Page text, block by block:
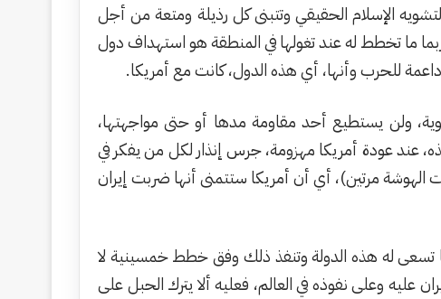
الإسلام الحقيقي وتتبنى كل رذيلة ومتعة من أجل
ما تخطط له عند تغولها في المنطقة هو استهداف دول
للحرب وأنها، أي هذه الدول، كانت مع أمريكا.
ولن يستطيع أحد مقاومة مدها أو حتى مواجهتها،
عند عودة أمريكا مهزومة، جرس إنذار لكل من يفكر في
الهوشة مرتين)، أي أن أمريكا ستتمنى أنها ضربت إيران
تسعى له هذه الدولة وتنفذ ذلك وفق خطط خمسينية لا
وعلى نفوذه في العالم، فعليه ألا يترك الحبل على